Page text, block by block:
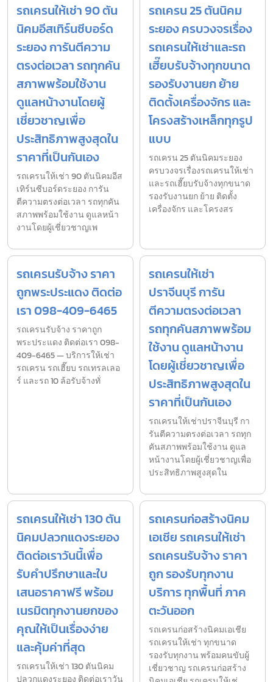
รถเครนให้เช่า 90 ตัน
นิคมอีสเทิร์นซีบอร์ด
ระยอง การันตีความ
ตรงต่อเวลา รถทุกคัน
สภาพพร้อมใช้งาน
ดูแลหน้างานโดยผู้
เชี่ยวชาญเพื่อ
ประสิทธิภาพสูงสุดใน
ราคาที่เป็นกันเอง
รถเครนให้เช่า 90 ตันนิคมอีส
เทิร์นซีบอร์ดระยอง การัน
ตีความตรงต่อเวลา รถทุกคัน
สภาพพร้อมใช้งาน ดูแลหน้า
งานโดยผู้เชี่ยวชาญเพ
รถเครน 25 ตันนิคม
ระยอง ครบวงจรเรื่อง
รถเครนให้เช่าและรถ
เฮี๊ยบรับจ้างทุกขนาด
รองรับงานยก ย้าย
ติดตั้งเครื่องจักร และ
โครงสร้างเหล็กทุกรูป
แบบ
รถเครน 25 ตันนิคมระยอง
ครบวงจรเรื่องรถเครนให้เช่า
และรถเฮี๊ยบรับจ้างทุกขนาด
รองรับงานยก ย้าย ติดตั้ง
เครื่องจักร และโครงสร
รถเครนรับจ้าง ราคา
ถูกพระประแดง ติดต่อ
เรา 098-409-6465
รถเครนรับจ้าง ราคาถูก
พระประแดง ติดต่อเรา 098-
409-6465 — บริการให้เช่า
รถเครน รถเฮี๊ยบ รถเทรลเลอ
ร์ และรถ 10 ล้อรับจ้างทั่
รถเครนให้เช่า
ปราจีนบุรี การัน
ตีความตรงต่อเวลา
รถทุกคันสภาพพร้อม
ใช้งาน ดูแลหน้างาน
โดยผู้เชี่ยวชาญเพื่อ
ประสิทธิภาพสูงสุดใน
ราคาที่เป็นกันเอง
รถเครนให้เช่าปราจีนบุรี กา
รันตีความตรงต่อเวลา รถทุก
คันสภาพพร้อมใช้งาน ดูแล
หน้างานโดยผู้เชี่ยวชาญเพื่อ
ประสิทธิภาพสูงสุดใน
รถเครนให้เช่า 130 ตัน
นิคมปลวกแดงระยอง
ติดต่อเราวันนี้เพื่อ
รับคำปรึกษาและใบ
เสนอราคาฟรี พร้อม
เนรมิตทุกงานยกของ
คุณให้เป็นเรื่องง่าย
และคุ้มค่าที่สุด
รถเครนให้เช่า 130 ตันนิคม
ปลวกแดงระยอง ติดต่อเราวัน
รถเครนก่อสร้างนิคม
เอเชีย รถเครนให้เช่า
รถเครนรับจ้าง ราคา
ถูก รองรับทุกงาน
บริการ ทุกพื้นที่ ภาค
ตะวันออก
รถเครนก่อสร้างนิคมเอเชีย
รถเครนให้เช่า ทุกขนาด
รองรับทุกงาน พร้อมคนขับผู้
เชี่ยวชาญ รถเครนก่อสร้าง